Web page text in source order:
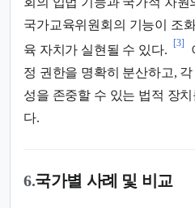
국가교육위원회의 기능이 조
육 자치가 실현될 수 있다.
[3]
정 권한을 명확히 분산하고,
성을 존중할 수 있는 법적 장
다.
6.국가별 사례 및 비교